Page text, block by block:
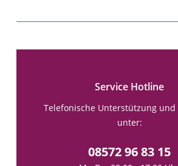
Service Hotline
Telefonische Unterstützung und
unter:
08572 96 83 15